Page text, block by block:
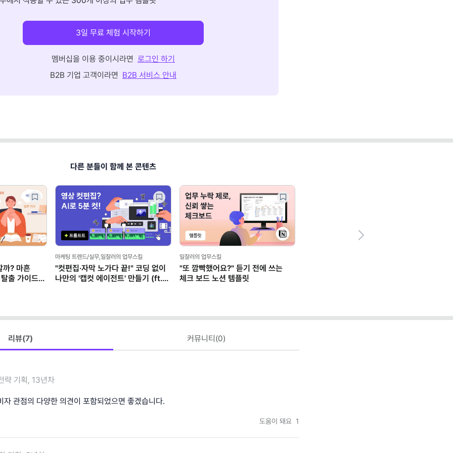
3일 무료 체험 시작하기
멤버십을 이용 중이시라면 로그인 하기
B2B 기업 고객이라면 B2B 서비스 안내
다른 분들이 함께 본 콘텐츠
까? 마흔
출 가이드
마케팅 트렌드/실무,일잘러의 업무스킬
"컷편집·자막 노가다 끝!" 코딩 없이
나만의 '캡컷 에이전트' 만들기 (ft.
일잘러의 업무스킬
"또 깜빡했어요?" 듣기 전에 쓰는
체크 보드 노션 템플릿
리뷰(7) 커뮤니티(0)
략 기획, 13년차
자 관점의 다양한 의견이 포함되었으면 좋겠습니다.
도움이 돼요 1